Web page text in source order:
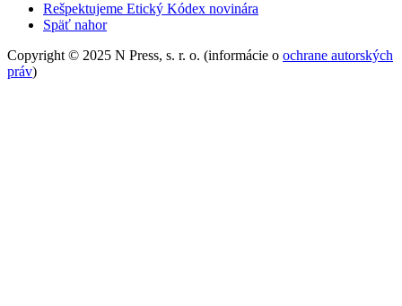
Rešpektujeme Etický Kódex novinára
Späť nahor
Copyright © 2025 N Press, s. r. o. (informácie o ochrane autorských
práv)